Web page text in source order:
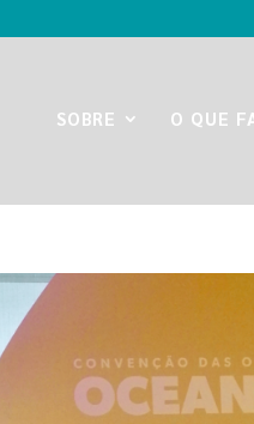
SOBRE O QUE